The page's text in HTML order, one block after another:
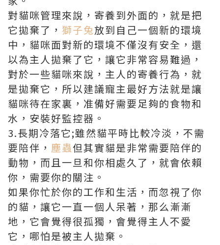
對貓咪管理來說，寄養到外面的，就是把
它拋棄了， 獅子兔放到自己一個新的環境
中，貓咪面對新的環境不僅沒有安全，還
以為主人拋棄了它，讓它非常容易難過，
對於一些貓咪來說，主人的寄養行為，就
是拋棄它，所以建議寵主最好方法就是讓
貓咪待在家裏，准備好需要足夠的食物和
水，安裝好監控器。
3.長期冷落它;雖然貓平時比較冷淡，不需
要陪伴， 塵蟲但其實貓是非常需要陪伴的
動物，而且一旦和你相處久了，就會依賴
你，需要你的關注。
如果你忙於你的工作和生活，而忽視了你
的貓，讓它一直一個人呆著，那么漸漸
地，它會覺得很孤獨，會覺得主人不愛
它，哪怕是被主人拋棄。